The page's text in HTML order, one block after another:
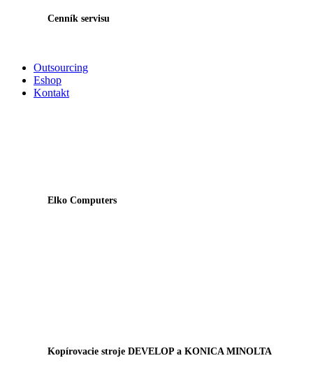
Cenník servisu
Outsourcing
Eshop
Kontakt
Elko Computers
Kopírovacie stroje DEVELOP a KONICA MINOLTA